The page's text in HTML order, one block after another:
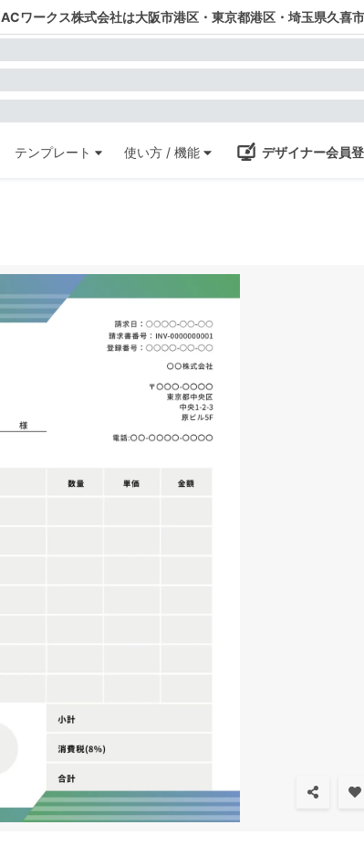
ACワークス株式会社は大阪市港区・東京都港区・埼玉県久喜
テンプレート 使い方 / 機能 デザイナー会員